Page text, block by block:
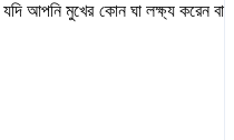
আপনি মুখের কোন ঘা লক্ষ্য করেন বা